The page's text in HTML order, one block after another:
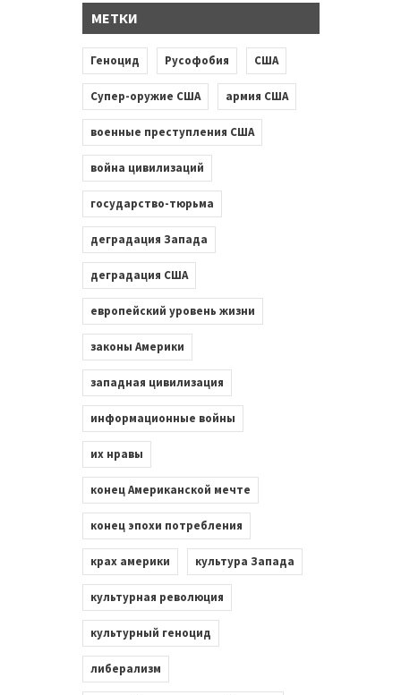
МЕТКИ
Геноцид Русофобия США
Супер-оружие США армия США
военные преступления США
война цивилизаций
государство-тюрьма
деградация Запада
деградация США
европейский уровень жизни
законы Америки
западная цивилизация
информационные войны
их нравы
конец Американской мечте
конец эпохи потребления
крах америки культура Запада
культурная революция
культурный геноцид
либерализм